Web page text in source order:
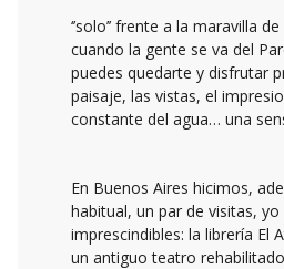
‘’solo’’ frente a la maravilla
cuando la gente se va del
puedes quedarte y disfrutar
paisaje, las vistas, el
constante del agua… una
En Buenos Aires hicimos,
habitual, un par de visitas, yo
imprescindibles: la librería El
un antiguo teatro